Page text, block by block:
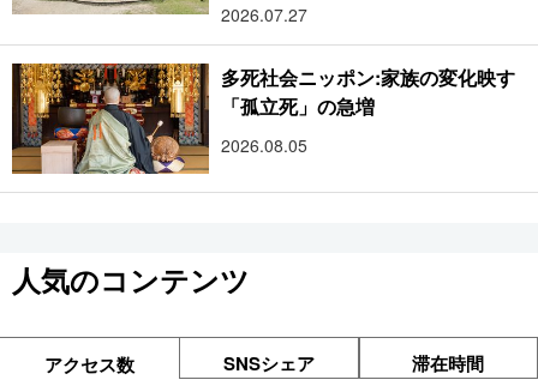
2026.07.27
多死社会ニッポン:家族の変化映す
「孤立死」の急増
2026.08.05
人気のコンテンツ
アクセス数 SNSシェア 滞在時間